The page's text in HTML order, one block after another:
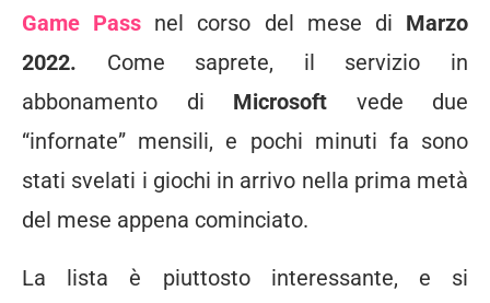
Game Pass nel corso del mese di Marzo
2022. Come saprete, il servizio in
abbonamento di Microsoft vede due
“infornate” mensili, e pochi minuti fa sono
stati svelati i giochi in arrivo nella prima metà
del mese appena cominciato.
La lista è piuttosto interessante, e si